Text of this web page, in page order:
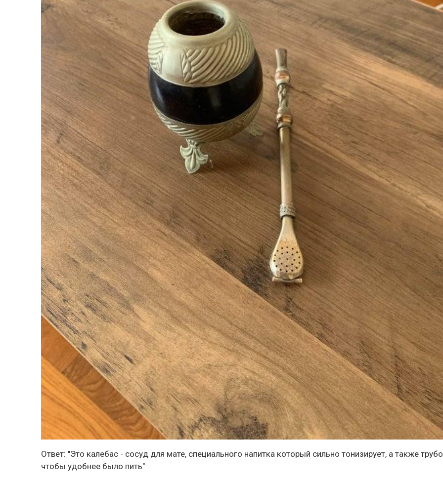
Ответ: "Это калебас - сосуд для мате, специального напитка который сильно тонизирует, а также
чтобы удобнее было пить"